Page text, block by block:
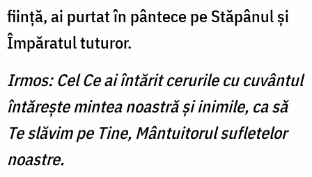
fiinţă, ai purtat în pântece pe Stăpânul şi
Împăratul tuturor.
Irmos: Cel Ce ai întărit cerurile cu cuvântul
întăreşte mintea noastră şi inimile, ca să
Te slăvim pe Tine, Mântuitorul sufletelor
noastre.